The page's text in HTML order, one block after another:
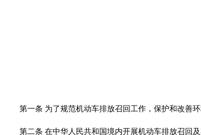
第一条 为了规范机动车排放召回工作，保护和改善
第二条 在中华人民共和国境内开展机动车排放召回